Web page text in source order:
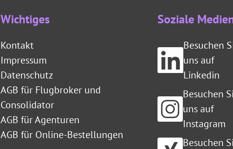
Wichtiges
Kontakt
Impressum
Datenschutz
AGB für Flugbroker und
Consolidator
AGB für Agenturen
AGB für Online-Bestellungen
Soziale
Besuchen
uns auf
Linkedin
Besuchen
uns auf
Instagram
Besuchen